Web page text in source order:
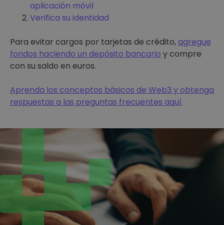
aplicación móvil
Verifica su identidad
Para evitar cargos por tarjetas de crédito,agregue
fondos haciendo un depósito bancario y compre
con su saldo en euros.
Aprenda los conceptos básicos de Web3 y obtenga
respuestas a las preguntas frecuentes aquí.